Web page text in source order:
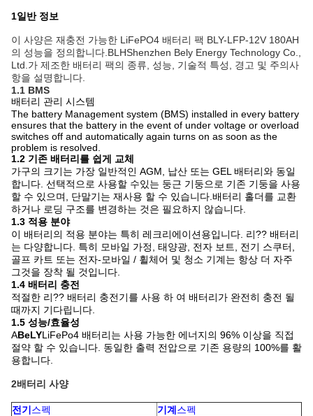
1일반 정보
이 사양은 재충전 가능한 LiFePO4 배터리 팩 BLY-LFP-12V 180AH
의 성능을 정의합니다. BLHShenzhen Bely Energy Technology Co.,
Ltd.가 제조한 배터리 팩의 종류, 성능, 기술적 특성, 경고 및 주의사
항을 설명합니다.
1.1 BMS
배터리 관리 시스템
The battery Management system (BMS) installed in every battery
ensures that the battery in the event of under voltage or overload
switches off and automatically again turns on as soon as the
problem is resolved.
1.2 기존 배터리를 쉽게 교체
가구의 크기는 가장 일반적인 AGM, 납산 또는 GEL 배터리와 동일
합니다. 선택적으로 사용할 수있는 둥근 기둥으로 기존 기둥을 사용
할 수 있으며, 단말기는 재사용 할 수 있습니다.배터리 홀더를 교환
하거나 로딩 구조를 변경하는 것은 필요하지 않습니다.
1.3 적용 분야
이 배터리의 적용 분야는 특히 레크리에이션용입니다. 리?? 배터리
는 다양합니다. 특히 모바일 가정, 태양광, 전자 보트, 전기 스쿠터,
골프 카트 또는 전자-모바일 / 휠체어 및 청소 기계는 항상 더 자주
그것을 장착 될 것입니다.
1.4 배터리 충전
적절한 리?? 배터리 충전기를 사용 하 여 배터리가 완전히 충전 될
때까지 기다립니다.
1.5 성능/효율성
ABeLYLiFePo4 배터리는 사용 가능한 에너지의 96% 이상을 직접
절약 할 수 있습니다. 동일한 출력 전압으로 기존 용량의 100%를 활
용합니다.
2배터리 사양
전기 스펙 기계 스펙